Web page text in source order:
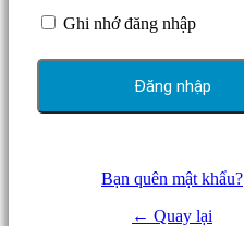
Ghi nhớ đăng nhập
Bạn quên mật khẩu?
← Quay lại